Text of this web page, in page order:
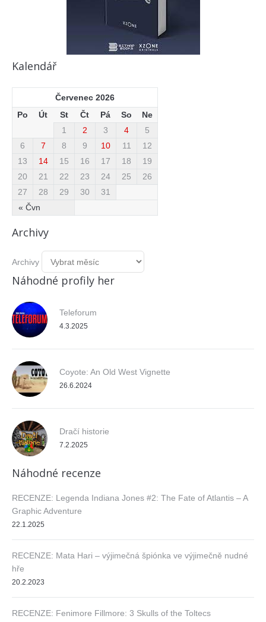
Kalendář
Červenec 2026
Po
Út St Čt Pá So Ne
« Čvn
1 2 3 4
5
6
7 8 9 10 11
12
13
14 15 16 17 18
19
20
21 22 23 24 25
26
27
28 29 30 31
Archivy
Archivy
Náhodné profily her
Teleforum
4.3.2025
Coyote: An Old West Vignette
26.6.2024
Dračí historie
7.2.2025
Náhodné recenze
RECENZE: Legenda Indiana Jones #2: The Fate of Atlantis – A
Graphic Adventure
22.1.2025
RECENZE: Mata Hari – výjimečná špiónka ve výjimečně nudné
hře
20.2.2023
RECENZE: Fenimore Fillmore: 3 Skulls of the Toltecs